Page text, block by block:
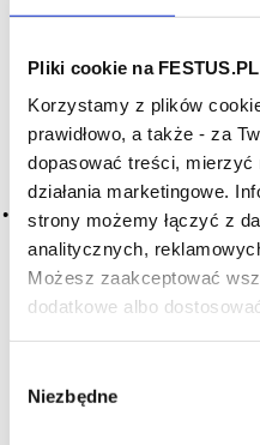
Pliki cookie na FESTUS.PL
Korzystamy z plików
prawidłowo, a także - za
dopasować treści, mierzyć
działania marketingowe.
strony możemy łączyć z
analitycznych,
Możesz zaakceptować
dodatkowe albo
zgody
Niezbędne
Czy masz
Archiwum
integrated
zrównoważone
2016-05-10
równowaga; harmonijne
CZYTAJ WIĘCEJ
2016-05-10
termin degustacyjny